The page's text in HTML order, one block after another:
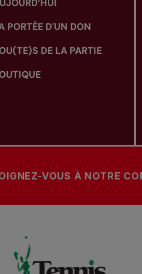
PORTÉE D'UN DON
DE LA PARTIE
VOUS À NOTRE